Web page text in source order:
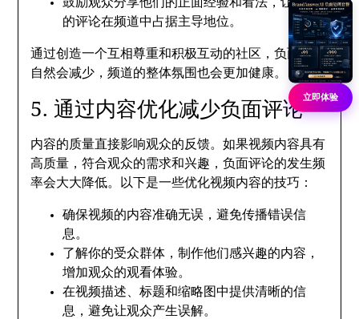
的评论在频道中占据主导地位。
通过创造一个互相尊重和积极互动的社区，负面评论
自然会减少，频道的整体氛围也会更加健康。
5. 通过内容优化减少负面评论
内容的质量直接影响观众的反馈。如果视频内容具有
高质量，符合观众的需求和兴趣，负面评论的发生频
率会大大降低。以下是一些优化视频内容的技巧：
确保视频的内容准确无误，避免传播错误信
息。
了解你的受众群体，制作他们感兴趣的内容，
增加观众的观看体验。
在视频描述、标题和缩略图中提供清晰的信
息，避免让观众产生误解。
立即体验